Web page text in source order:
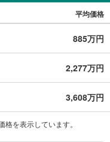
平均価格
885万円
2,277万円
3,608万円
を表示しています。